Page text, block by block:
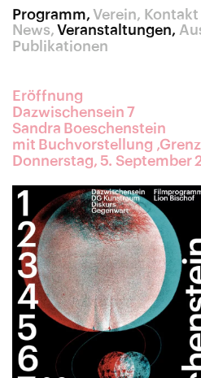
Programm
News Veranstaltungen
Publikationen
Verein Kontakt
Eröffnung
Dazwischensein 7
Sandra Boeschenstein
mit Buchvorstellung
Donnerstag, 5. September